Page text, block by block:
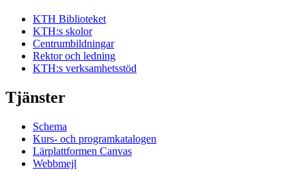
KTH Biblioteket
KTH:s skolor
Centrumbildningar
Rektor och ledning
KTH:s verksamhetsstöd
Tjänster
Schema
Kurs- och programkatalogen
Lärplattformen Canvas
Webbmejl